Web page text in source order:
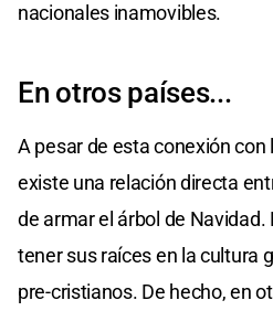
nacionales inamovibles.
En otros países...
A pesar de esta conexión
existe una relación directa
de armar el árbol de Navidad.
tener sus raíces en la cultura
pre-cristianos. De hecho, en